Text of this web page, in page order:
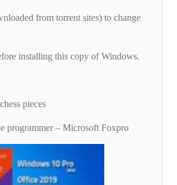
from torrent sites) to change
installing this copy of Windows.
pieces
programmer – Microsoft Foxpro